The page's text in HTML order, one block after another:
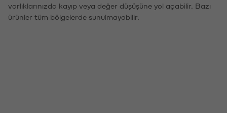
varlıklarınızda kayıp veya değer düşüşüne yol açabilir. Bazı
ürünler tüm bölgelerde sunulmayabilir.